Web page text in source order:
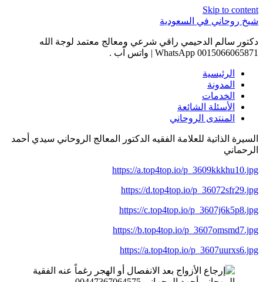
Skip to content
شيخ روحاني في السعودية
دكتور سالم الدحيمي راقي شرعي ومعالج معتمد لوجة الله
0015066065871 WhatsApp | واتس آب .
الرئيسية
المدونة
الخدمات
الأسئلة الشائعة
المنتدى الروحاني
السيرة الذاتية للعلامة الفقيه الدكتور المعالج الروحاني سيدي أحمد
الرحماني
https://a.top4top.io/p_3609kkkhu10.jpg
https://d.top4top.io/p_36072sfr29.jpg
https://c.top4top.io/p_3607j6k5p8.jpg
https://b.top4top.io/p_3607omsmd7.jpg
https://a.top4top.io/p_3607uurxs6.jpg